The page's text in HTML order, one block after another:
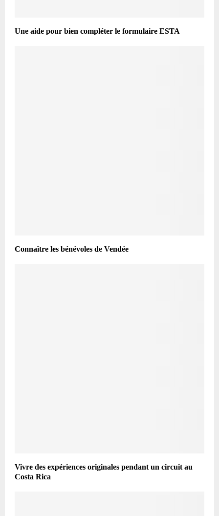
Une aide pour bien compléter le formulaire ESTA
Connaître les bénévoles de Vendée
Vivre des expériences originales pendant un circuit au
Costa Rica